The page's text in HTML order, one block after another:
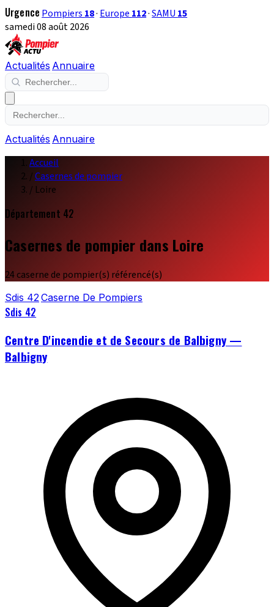
Urgence Pompiers 18· Europe 112·SAMU 15
samedi 08 août 2026
Actualités Annuaire
Actualités Annuaire
Accueil
/Casernes de pompier
/ Loire
Département 42
Casernes de pompier dans Loire
24 caserne de pompier(s) référencé(s)
Sdis 42 Caserne De Pompiers
Sdis 42
Centre D'incendie et de Secours de Balbigny —
Balbigny